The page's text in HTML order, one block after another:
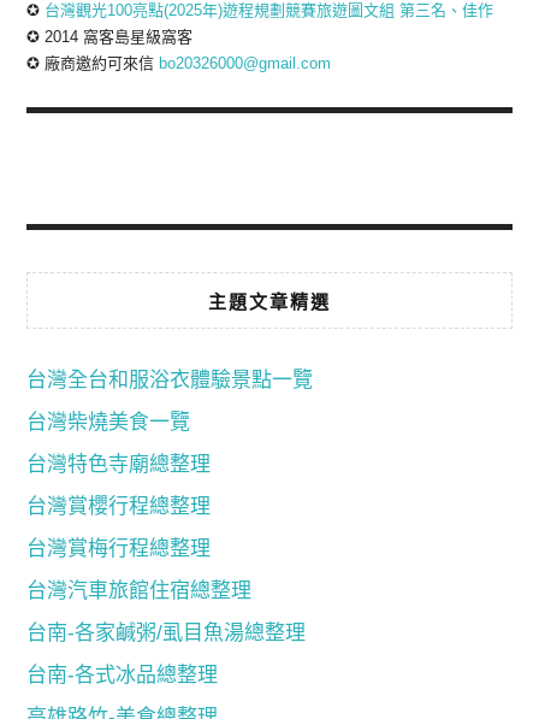
✪ 台灣觀光100亮點(2025年)遊程規劃競賽旅遊圖文組 第三名、佳作
✪ 2014 窩客島星級窩客
✪ 廠商邀約可來信 bo20326000@gmail.com
主題文章精選
台灣全台和服浴衣體驗景點一覽
台灣柴燒美食一覽
台灣特色寺廟總整理
台灣賞櫻行程總整理
台灣賞梅行程總整理
台灣汽車旅館住宿總整理
台南-各家鹹粥/虱目魚湯總整理
台南-各式冰品總整理